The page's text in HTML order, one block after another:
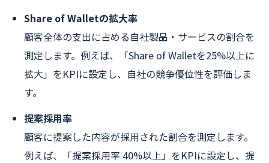
Share of Walletの拡大率
顧客全体の支出に占める自社製品・サービスの割合を
測定します。例えば、「Share of Walletを25%以上に
拡大」をKPIに設定し、自社の競争優位性を評価しま
す。
提案採用率
顧客に提案した内容が採用された割合を測定します。
例えば、「提案採用率 40%以上」をKPIに設定し、提